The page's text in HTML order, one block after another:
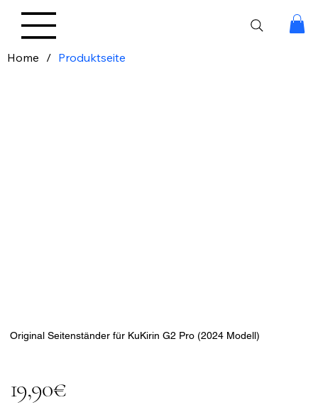
Home / Produktseite
Original Seitenständer für KuKirin G2 Pro (2024 Modell)
19,90€